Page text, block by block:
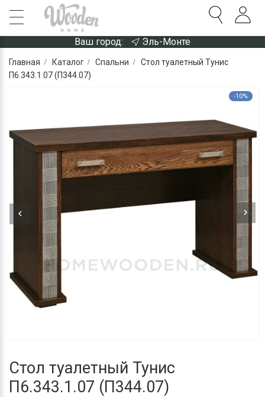
Ваш город: Эль-Монте
Главная Каталог Спальни
Стол туалетный Тунис
П6.343.1.07 (П344.07)
-10%
Стол туалетный Тунис
П6.343.1.07 (П344.07)